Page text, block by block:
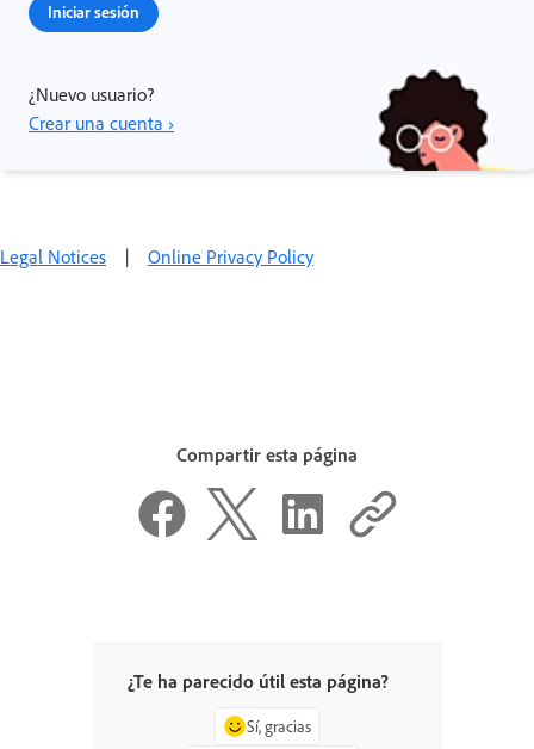
Iniciar sesión
¿Nuevo usuario?
Crear una cuenta ›
Legal Notices | Online Privacy Policy
Compartir esta página
¿Te ha parecido útil esta página?
Sí, gracias